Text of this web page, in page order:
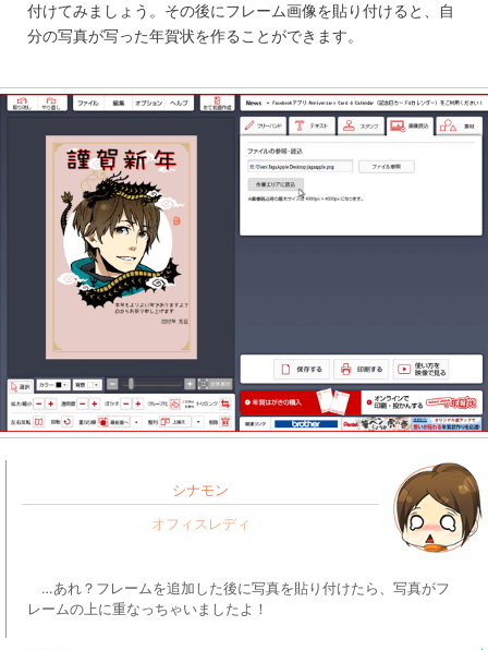
付けてみましょう。その後にフレーム画像を貼り付けると、自
分の写真が写った年賀状を作ることができます。
シナモン
…あれ？フレームを追加した後に写真を貼り付けたら、写真がフ
レームの上に重なっちゃいましたよ！